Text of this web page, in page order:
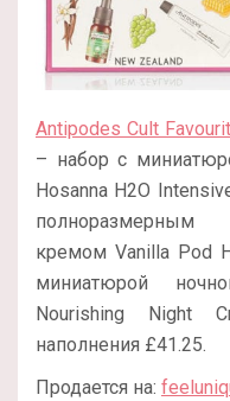
Antipodes Cult
– набор с
Hosanna H2O
кремом Vanilla Pod
миниатюрой
Nourishing Night
наполнения £41.25.
Продается на: